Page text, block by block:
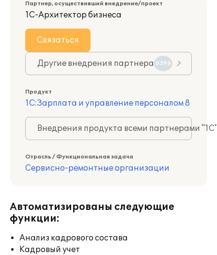
Партнер, осуществивший внедрение/проект
1С-Архитектор бизнеса
Связаться
Другие внедрения партнера 6396
Продукт
1С:Зарплата и управление персоналом 8
Внедрения продукта всеми партнерами
Отрасль / Функциональная задача
Сервисно-ремонтные организации
Автоматизированы следующие
функции:
Анализ кадрового состава
Кадровый учет